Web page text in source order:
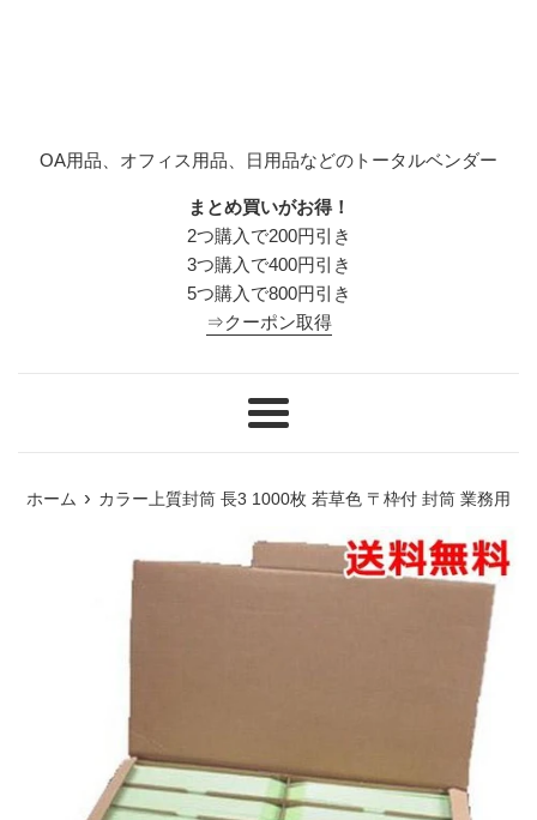
OA用品、オフィス用品、日用品などのトータルベンダー
まとめ買いがお得！
2つ購入で200円引き
3つ購入で400円引き
5つ購入で800円引き
⇒クーポン取得
メ
ホーム › カラー上質封筒 長3 1000枚 若草色 〒枠付 封筒 業務用